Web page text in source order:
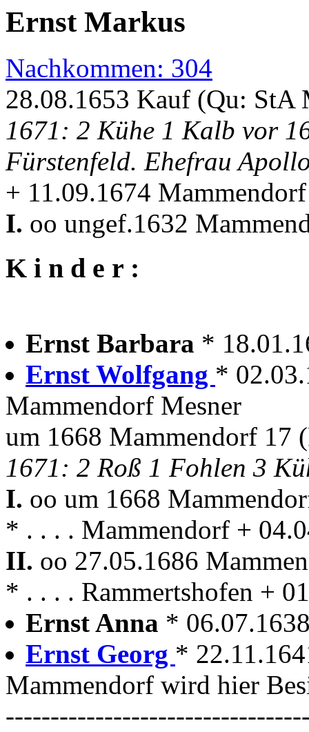
Ernst Markus
Nachkommen: 304
28.08.1653 Kauf (Qu: StA
1671: 2 Kühe 1 Kalb vor
Fürstenfeld. Ehefrau
+ 11.09.1674 Mammendorf
I. oo ungef.1632
K i n d e r :
Ernst Barbara *
Ernst Wolfgang *
Mammendorf Mesner
um 1668 Mammendorf 17
1671: 2 Roß 1 Fohlen 3
I. oo um 1668
* . . . . Mammendorf +
II. oo 27.05.1686
* . . . . Rammertshofen +
Ernst Anna *
Ernst Georg *
Mammendorf wird hier